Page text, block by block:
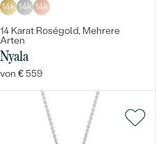
14k 14k 14k
14 Karat Roségold, Mehrere
Arten
Nyala
von € 559